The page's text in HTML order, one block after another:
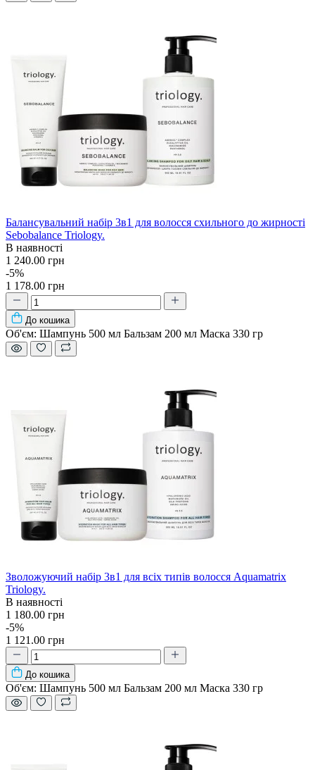
Балансувальний набір 3в1 для волосся схильного до жирності
Sebobalance Triology.
В наявності
1 240.00 грн
-5%
1 178.00 грн
До кошика
Об'єм: Шампунь 500 мл Бальзам 200 мл Маска 330 гр
Зволожуючий набір 3в1 для всіх типів волосся Aquamatrix
Triology.
В наявності
1 180.00 грн
-5%
1 121.00 грн
До кошика
Об'єм: Шампунь 500 мл Бальзам 200 мл Маска 330 гр